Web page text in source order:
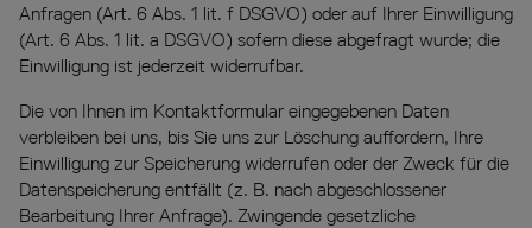
Anfragen (Art. 6 Abs. 1 lit. f DSGVO) oder auf Ihrer Einwilligung
(Art. 6 Abs. 1 lit. a DSGVO) sofern diese abgefragt wurde; die
Einwilligung ist jederzeit widerrufbar.
Die von Ihnen im Kontaktformular eingegebenen Daten
verbleiben bei uns, bis Sie uns zur Löschung auffordern, Ihre
Einwilligung zur Speicherung widerrufen oder der Zweck für die
Datenspeicherung entfällt (z. B. nach abgeschlossener
Bearbeitung Ihrer Anfrage). Zwingende gesetzliche